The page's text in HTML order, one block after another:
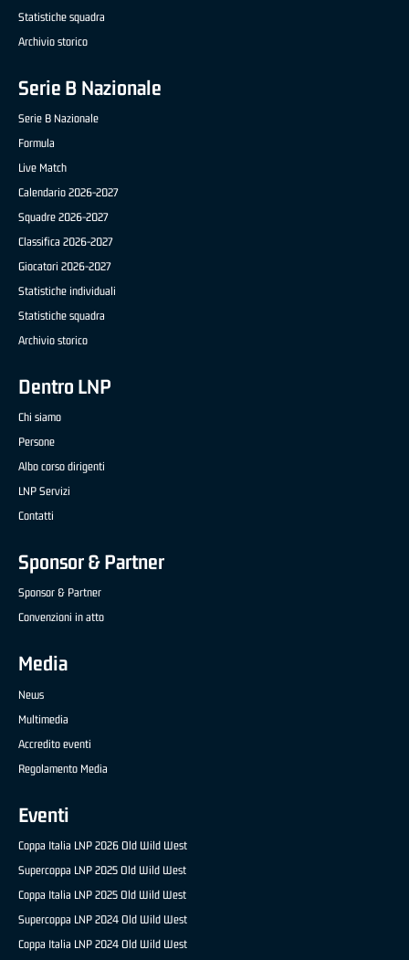
Statistiche squadra
Archivio storico
Serie B Nazionale
Serie B Nazionale
Formula
Live Match
Calendario 2026-2027
Squadre 2026-2027
Classifica 2026-2027
Giocatori 2026-2027
Statistiche individuali
Statistiche squadra
Archivio storico
Dentro LNP
Chi siamo
Persone
Albo corso dirigenti
LNP Servizi
Contatti
Sponsor & Partner
Sponsor & Partner
Convenzioni in atto
Media
News
Multimedia
Accredito eventi
Regolamento Media
Eventi
Coppa Italia LNP 2026 Old Wild West
Supercoppa LNP 2025 Old Wild West
Coppa Italia LNP 2025 Old Wild West
Supercoppa LNP 2024 Old Wild West
Coppa Italia LNP 2024 Old Wild West